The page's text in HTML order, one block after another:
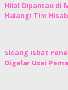
Hilal Dipantau di
Halangi Tim
Sidang Isbat
Digelar Usai